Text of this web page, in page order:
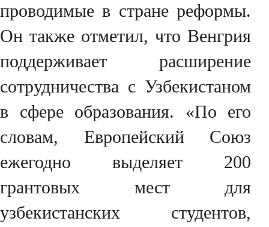
проводимые в стране реформы.
Он также отметил, что Венгрия
поддерживает расширение
сотрудничества с Узбекистаном
в сфере образования. «По его
словам, Европейский Союз
ежегодно выделяет 200
грантовых мест для
узбекистанских студентов,